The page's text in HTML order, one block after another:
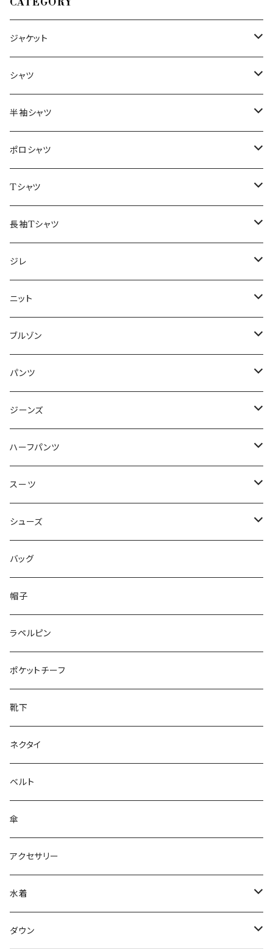
CATEGORY
ジャケット
～44/S
46/M
48/L
50/XL～
シャツ
～44/S
46/M
48/L
50/XL～
半袖シャツ
～44/S
46/M
48/L
50/XL～
ポロシャツ
～44/S
46/M
48/L
50/XL～
Tシャツ
～44/S
46/M
48/L
50/XL～
長袖Tシャツ
～44/S
46/M
48/L
50/XL～
ジレ
～44/S
46/M
48/L
50/XL～
ニット
～44/S
46/M
48/L
50/XL～
ブルゾン
～44/S
46/M
48/L
50/XL～
パンツ
～44/S
46/M
48/L
50/XL～
ジーンズ
～44/S
46/M
48/L
50/XL～
ハーフパンツ
～44/S
46/M
48/L
50/XL～
スーツ
～44/S
46/M
48/L
50/XL～
シューズ
～25.5cm
26cm～
27cm～
28cm～
バッグ
帽子
ラペルピン
ポケットチーフ
靴下
ネクタイ
ベルト
傘
アクセサリー
水着
～44/S
ダウン